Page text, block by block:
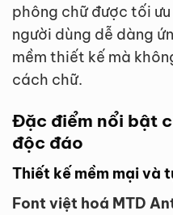
phông chữ được tối
người dùng dễ dàng
mềm thiết kế mà
cách chữ.
Đặc điểm nổi bật
độc đáo
Thiết kế mềm mại và
Font việt hoá MTD